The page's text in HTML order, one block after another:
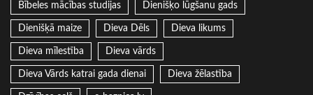
Bībeles mācības studijas Dienišķo lūgšanu gads
Dienišķā maize Dieva Dēls Dieva likums
Dieva mīlestība Dieva vārds
Dieva Vārds katrai gada dienai Dieva žēlastība